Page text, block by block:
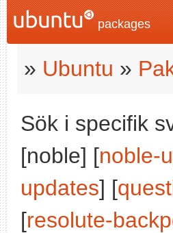
packages
» Ubuntu »
Sök i specifik
[noble] [noble-
updates] [
[resolute-